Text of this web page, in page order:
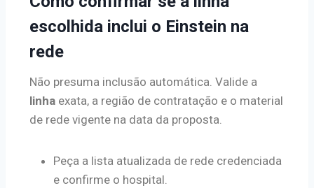
escolhida inclui o Einstein na
rede
Não presuma inclusão automática. Valide a
linha exata, a região de contratação e o material
de rede vigente na data da proposta.
Peça a lista atualizada de rede credenciada
e confirme o hospital.